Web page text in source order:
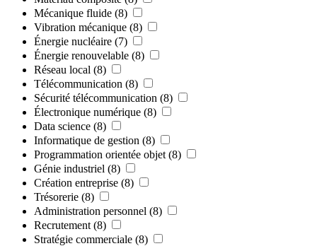
Mécanique fluide (8)
Vibration mécanique (8)
Énergie nucléaire (7)
Énergie renouvelable (8)
Réseau local (8)
Télécommunication (8)
Sécurité télécommunication (8)
Électronique numérique (8)
Data science (8)
Informatique de gestion (8)
Programmation orientée objet (8)
Génie industriel (8)
Création entreprise (8)
Trésorerie (8)
Administration personnel (8)
Recrutement (8)
Stratégie commerciale (8)